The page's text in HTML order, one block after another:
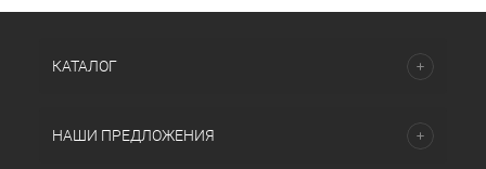
КАТАЛОГ
НАШИ ПРЕДЛОЖЕНИЯ